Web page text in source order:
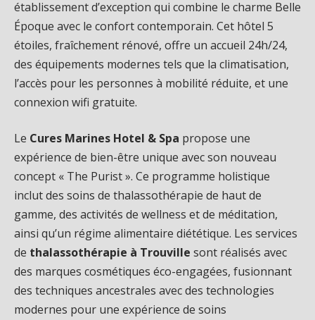
établissement d’exception qui combine le charme Belle
Époque avec le confort contemporain. Cet hôtel 5
étoiles, fraîchement rénové, offre un accueil 24h/24,
des équipements modernes tels que la climatisation,
l’accès pour les personnes à mobilité réduite, et une
connexion wifi gratuite.
Le Cures Marines Hotel & Spa propose une
expérience de bien-être unique avec son nouveau
concept « The Purist ». Ce programme holistique
inclut des soins de thalassothérapie de haut de
gamme, des activités de wellness et de méditation,
ainsi qu’un régime alimentaire diététique. Les services
de thalassothérapie à Trouville sont réalisés avec
des marques cosmétiques éco-engagées, fusionnant
des techniques ancestrales avec des technologies
modernes pour une expérience de soins